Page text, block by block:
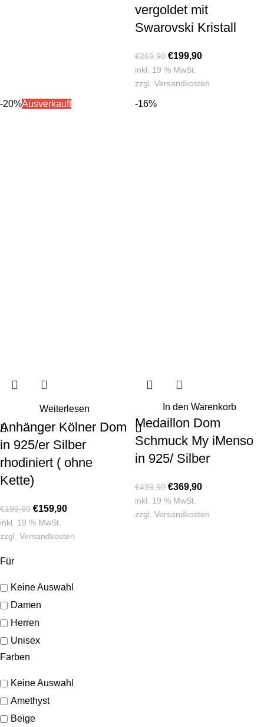
Für
Keine Auswahl
Damen
Herren
Unisex
Farben
Keine Auswahl
Amethyst
Beige
vergoldet mit
Swarovski Kristall
€269,90 €199,90
inkl. 19 % MwSt.
zzgl. Versandkosten
-20%Ausverkauft
Weiterlesen
Anhänger Kölner Dom
in 925/er Silber
rhodiniert ( ohne
Kette)
€199,90 €159,90
inkl. 19 % MwSt.
zzgl. Versandkosten
-16%
In den Warenkorb
Medaillon Dom
Schmuck My iMenso
in 925/ Silber
€439,90 €369,90
inkl. 19 % MwSt.
zzgl. Versandkosten